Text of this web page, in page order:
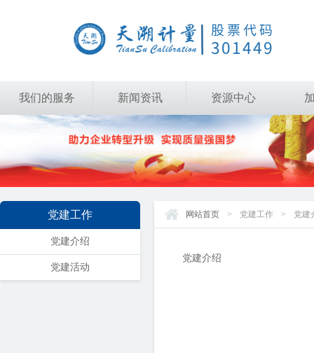
我们的服务 新闻资讯 资源中心
党建工作
党建介绍
党建活动
网站首页 > 党建工作 > 党建
党建介绍